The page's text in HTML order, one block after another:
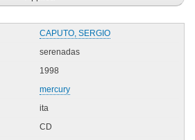
CAPUTO, SERGIO
serenadas
1998
mercury
ita
CD